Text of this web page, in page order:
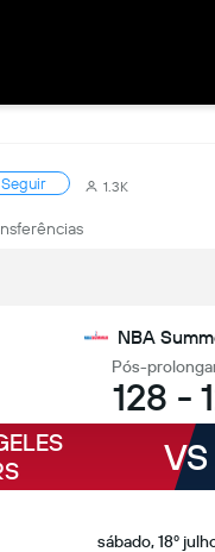
Seguir 1.3K
NBA
Pós-
128 -
VS
sábado, 18º